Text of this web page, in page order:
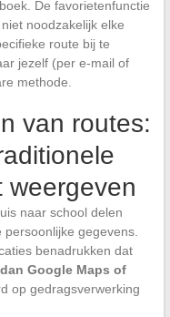
De favorietenfunctie
noodzakelijk elke
route bij te
jezelf (per e-mail of
methode.
van routes:
weergeven
naar school delen
gegevens.
benadrukken dat
Google Maps of
op gedragsverwerking